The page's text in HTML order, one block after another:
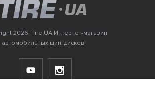
2026. Tire.UA Интернет-магазин
автомобильных шин, дисков